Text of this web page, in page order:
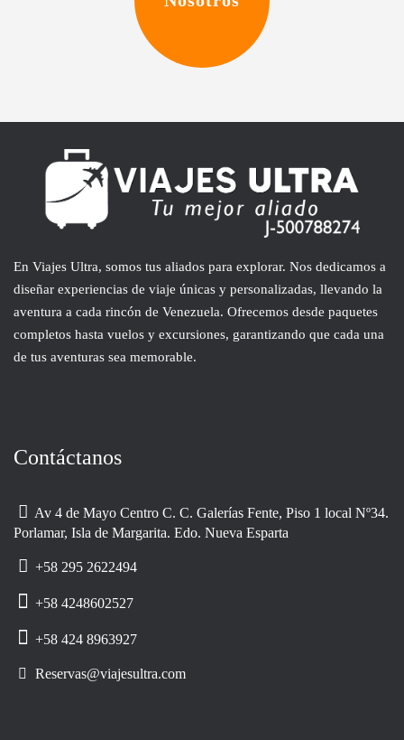
En Viajes Ultra, somos tus aliados para explorar. Nos dedicamos a
diseñar experiencias de viaje únicas y personalizadas, llevando la
aventura a cada rincón de Venezuela. Ofrecemos desde paquetes
completos hasta vuelos y excursiones, garantizando que cada una
de tus aventuras sea memorable.
Contáctanos
Av 4 de Mayo Centro C. C. Galerías Fente, Piso 1 local Nº34.
Porlamar, Isla de Margarita. Edo. Nueva Esparta
+58 295 2622494
+58 4248602527
+58 424 8963927
Reservas@viajesultra.com